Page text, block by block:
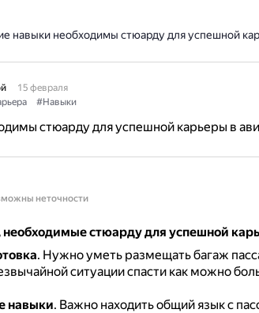
навыки необходимы стюарду для успешной
15 февраля
#Навыки
стюарду для успешной карьеры в
неточности
стюарду для успешной
. Нужно уметь размещать багаж
ситуации спасти как можно
навыки. Важно находить общий язык с